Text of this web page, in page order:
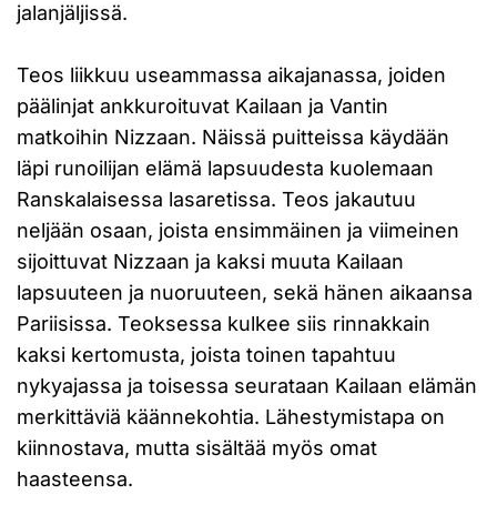
jalanjäljissä.
Teos liikkuu useammassa aikajanassa, joiden
päälinjat ankkuroituvat Kailaan ja Vantin
matkoihin Nizzaan. Näissä puitteissa käydään
läpi runoilijan elämä lapsuudesta kuolemaan
Ranskalaisessa lasaretissa. Teos jakautuu
neljään osaan, joista ensimmäinen ja viimeinen
sijoittuvat Nizzaan ja kaksi muuta Kailaan
lapsuuteen ja nuoruuteen, sekä hänen aikaansa
Pariisissa. Teoksessa kulkee siis rinnakkain
kaksi kertomusta, joista toinen tapahtuu
nykyajassa ja toisessa seurataan Kailaan elämän
merkittäviä käännekohtia. Lähestymistapa on
kiinnostava, mutta sisältää myös omat
haasteensa.